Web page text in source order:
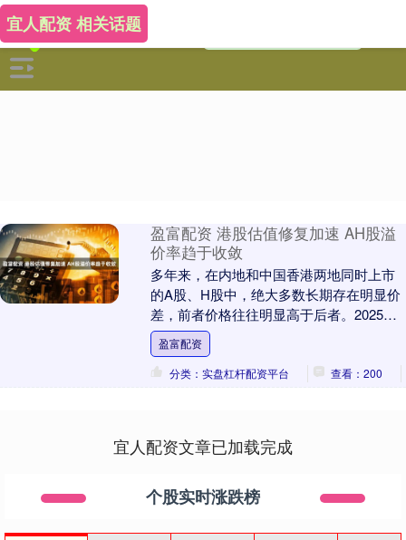
宜人配资 相关话题
盈富配资 港股估值修复加速 AH股溢
价率趋于收敛
多年来，在内地和中国香港两地同时上市
的A股、H股中，绝大多数长期存在明显价
差，前者价格往往明显高于后者。2025年
以来，AH股溢价率出现明显收敛，衡量AH
股比价....
盈富配资
分类：实盘杠杆配资平台
查看：200
宜人配资文章已加载完成
个股实时涨跌榜